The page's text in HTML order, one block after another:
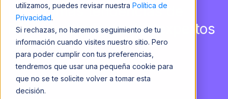
utilizamos, puedes revisar nuestra Política de
Privacidad.
Si rechazas, no haremos seguimiento de tu
información cuando visites nuestro sitio. Pero
para poder cumplir con tus preferencias,
tendremos que usar una pequeña cookie para
que no se te solicite volver a tomar esta
decisión.
Las últimas tendencias de
RRHH hablada por los expertos